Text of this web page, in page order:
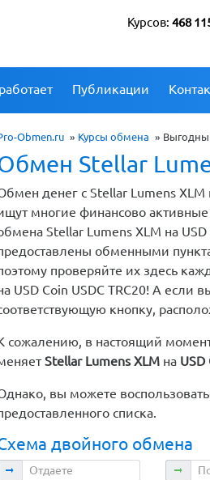
Курсов: 468
Публикации
Obmen.ru » Курсы обмена »
Stellar
денег с Stellar Lumens XLM
многие финансово
Stellar Lumens XLM на
обменными
проверяйте их здесь
USD Coin USDC TRC20! А если
кнопку,
сожалению, в настоящий
Stellar Lumens XLM на USD
вы можете
списка.
двойного обмена
Отдаете